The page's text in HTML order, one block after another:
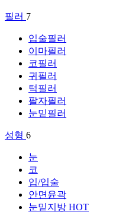
필러 7
입술필러
이마필러
코필러
귀필러
턱필러
팔자필러
눈밑필러
성형 6
눈
코
입/입술
안면윤곽
눈밑지방 HOT